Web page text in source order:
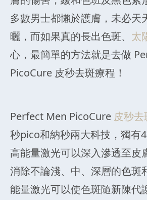
多數男士都懶於護膚，未必天
曬，而如果真的長出色斑、 太
心，最簡單的方法就是去做
PicoCure 皮秒去斑療程！
Perfect Men PicoCure 皮秒去
秒pico和納秒兩大科技，獨有
高能量激光可以深入滲透至皮
消除不論淺、中、深層的色斑
能量激光可以使色斑隨新陳代